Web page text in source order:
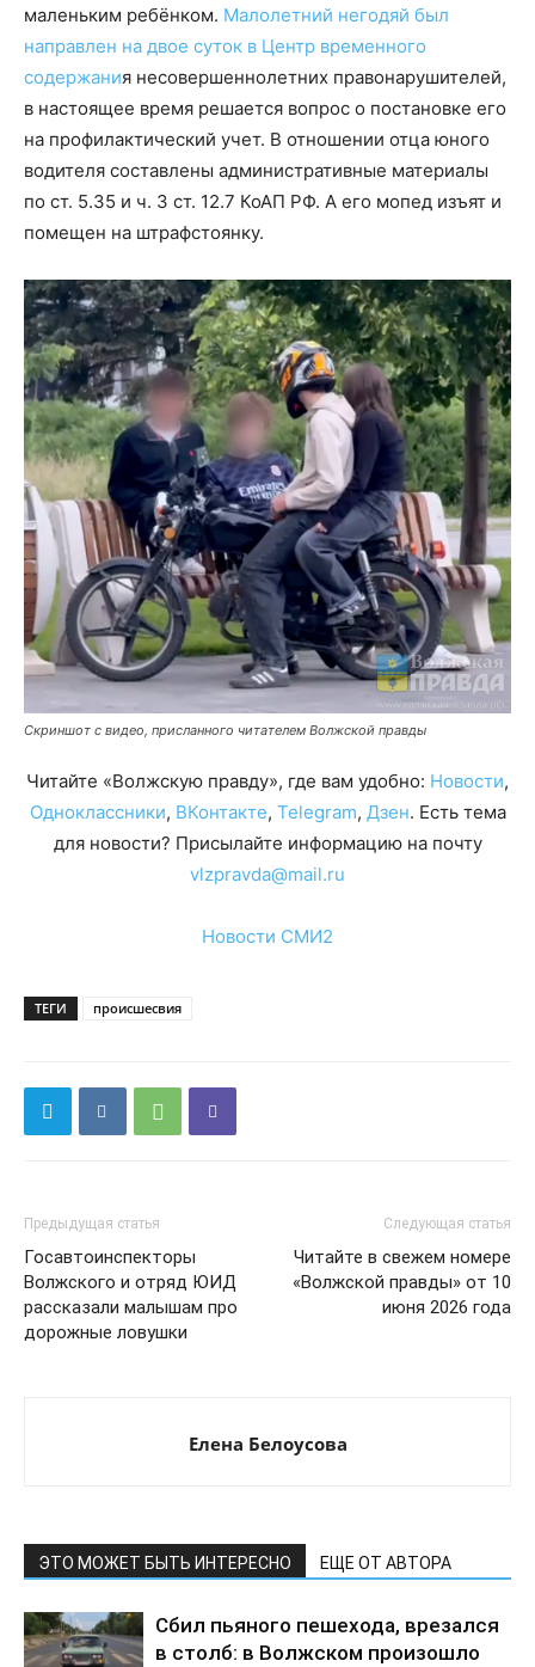
маленьким ребёнком. Малолетний негодяй был
направлен на двое суток в Центр временного
содержания несовершеннолетних правонарушителей,
в настоящее время решается вопрос о постановке его
на профилактический учет. В отношении отца юного
водителя составлены административные материалы
по ст. 5.35 и ч. 3 ст. 12.7 КоАП РФ. А его мопед изъят и
помещен на штрафстоянку.
Скриншот с видео, присланного читателем Волжской правды
Читайте «Волжскую правду», где вам удобно: Новости,
Одноклассники, ВКонтакте, Telegram, Дзен. Есть тема
для новости? Присылайте информацию на почту
vlzpravda@mail.ru
Новости СМИ2
ТЕГИ происшесвия
Предыдущая статья
Госавтоинспекторы
Волжского и отряд ЮИД
рассказали малышам про
дорожные ловушки
Следующая статья
Читайте в свежем номере
«Волжской правды» от 10
июня 2026 года
Елена Белоусова
ЭТО МОЖЕТ БЫТЬ ИНТЕРЕСНО ЕЩЕ ОТ АВТОРА
Сбил пьяного пешехода, врезался
в столб: в Волжском произошло